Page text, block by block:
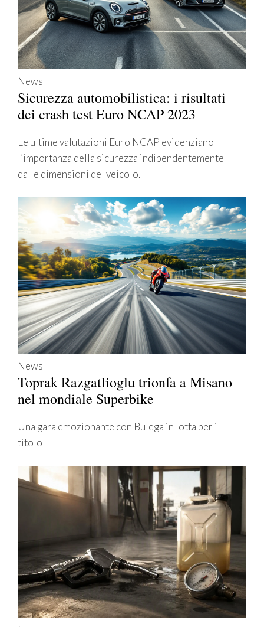
News
Sicurezza automobilistica: i risultati
dei crash test Euro NCAP 2023
Le ultime valutazioni Euro NCAP evidenziano
l’importanza della sicurezza indipendentemente
dalle dimensioni del veicolo.
News
Toprak Razgatlioglu trionfa a Misano
nel mondiale Superbike
Una gara emozionante con Bulega in lotta per il
titolo